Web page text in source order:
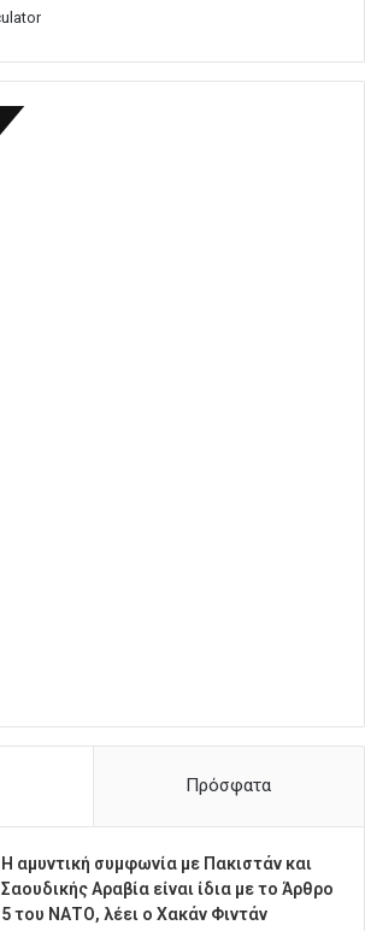
Πρόσφατα
Η αμυντική συμφωνία με Πακιστάν και
Σαουδικής Αραβία είναι ίδια με το Άρθρο
5 του ΝΑΤΟ, λέει ο Χακάν Φιντάν